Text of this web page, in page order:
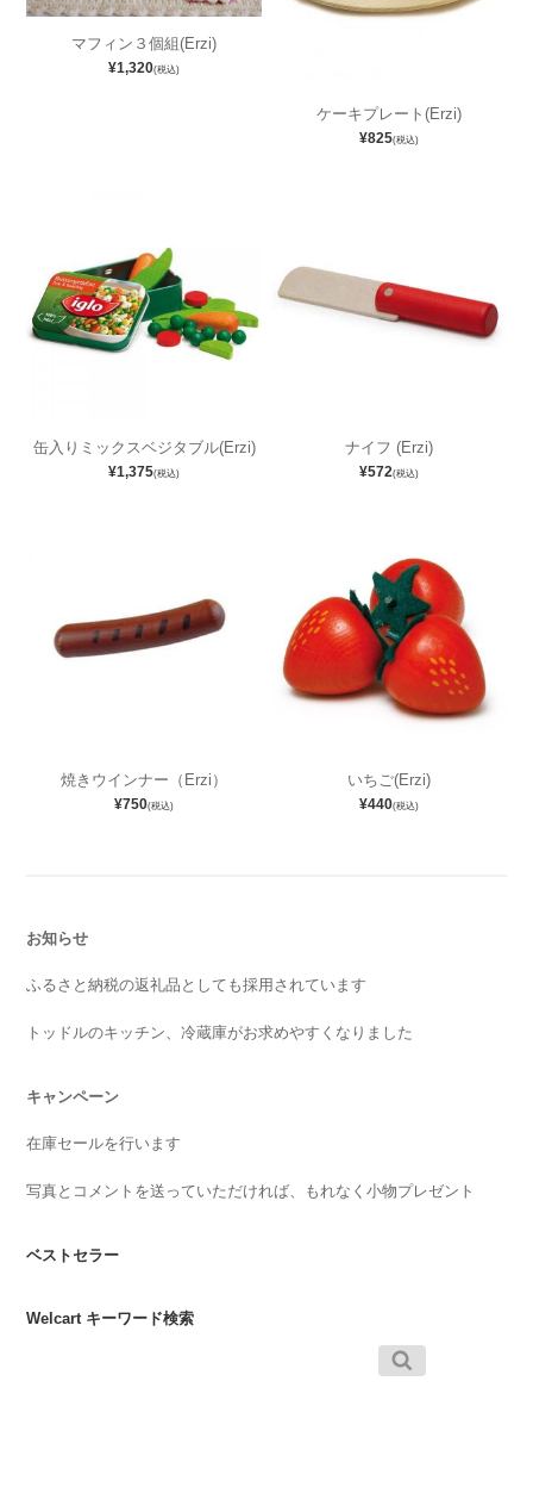
マフィン３個組(Erzi)
¥1,320(税込)
ケーキプレート(Erzi)
¥825(税込)
缶入りミックスベジタブル(Erzi)
¥1,375(税込)
ナイフ (Erzi)
¥572(税込)
焼きウインナー（Erzi）
¥750(税込)
いちご(Erzi)
¥440(税込)
お知らせ
ふるさと納税の返礼品としても採用されています
トッドルのキッチン、冷蔵庫がお求めやすくなりました
キャンペーン
在庫セールを行います
写真とコメントを送っていただければ、もれなく小物プレゼント
ベストセラー
Welcart キーワード検索